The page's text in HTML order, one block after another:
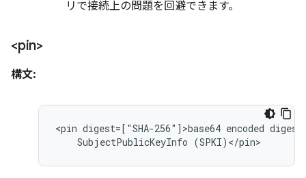
リで接続上の問題を回避できます。
<pin>
構文:
<pin digest=["SHA-256"]>base64 encoded digest
SubjectPublicKeyInfo (SPKI)</pin>